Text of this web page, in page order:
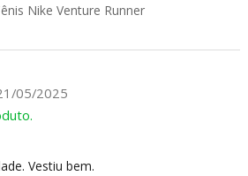
Nike Venture Runner
05/2025
Vestiu bem.